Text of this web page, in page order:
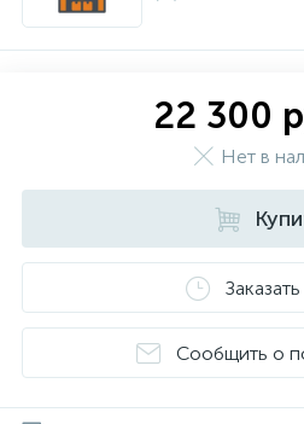
22 300
Нет в
Сообщить о